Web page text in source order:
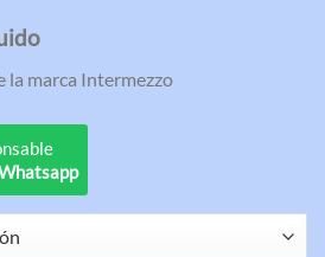
la marca Intermezzo